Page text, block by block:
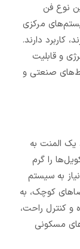
نوع فن
مرکزی
کاربرد دارند.
و قابلیت
صنعتی و
یک المنت به
را گرم
به سیستم
کوچک، به
و کنترل راحت،
مسکونی